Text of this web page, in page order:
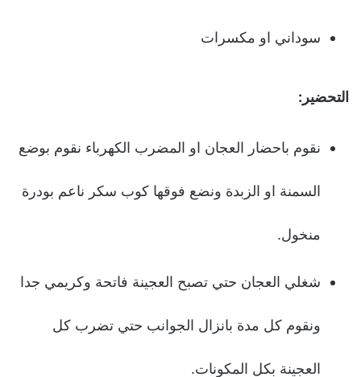
سوداني او مكسرات
التحضير:
نقوم باحضار العجان او المضرب الكهرباء نقوم بوضع
السمنة او الزبدة ونضع فوقها كوب سكر ناعم بودرة
منخول.
شغلي العجان حتي تصبح العجينة فاتحة وكريمي جدا
ونقوم كل مدة بانزال الجوانب حتي تضرب كل
العجينة بكل المكونات.